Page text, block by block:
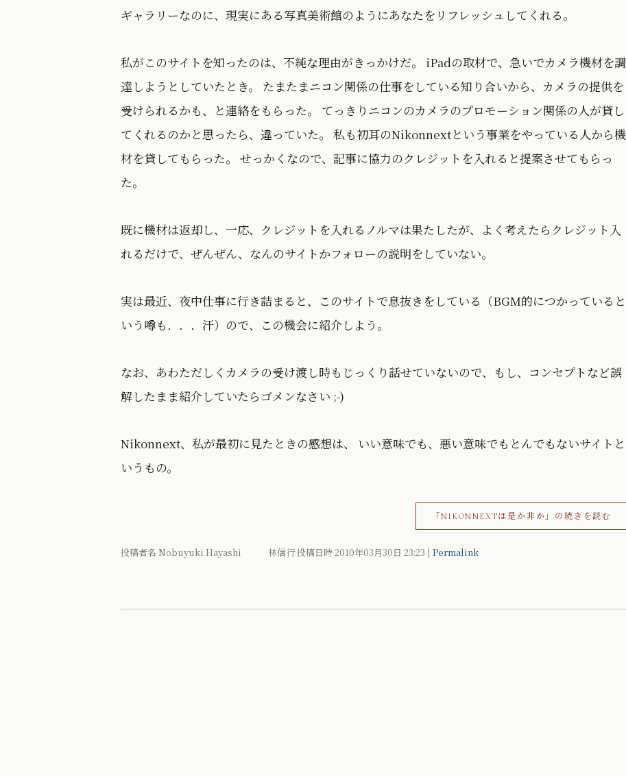
ギャラリーなのに、現実にある写真美術館のようにあなたをリフレッシュしてくれる。
私がこのサイトを知ったのは、不純な理由がきっかけだ。 iPadの取材で、急いでカメラ機材を調
達しようとしていたとき。 たまたまニコン関係の仕事をしている知り合いから、カメラの提供を
受けられるかも、と連絡をもらった。 てっきりニコンのカメラのプロモーション関係の人が貸し
てくれるのかと思ったら、違っていた。 私も初耳のNikonnextという事業をやっている人から機
材を貸してもらった。 せっかくなので、記事に協力のクレジットを入れると提案させてもらっ
た。
既に機材は返却し、一応、クレジットを入れるノルマは果たしたが、よく考えたらクレジット入
れるだけで、ぜんぜん、なんのサイトかフォローの説明をしていない。
実は最近、夜中仕事に行き詰まると、このサイトで息抜きをしている（BGM的につかっていると
いう噂も．．．汗）ので、この機会に紹介しよう。
なお、あわただしくカメラの受け渡し時もじっくり話せていないので、もし、コンセプトなど誤
解したまま紹介していたらゴメンなさい ;-)
Nikonnext、私が最初に見たときの感想は、 いい意味でも、悪い意味でもとんでもないサイトと
いうもの。
「NIKONNEXTは是か非か」の続きを読む
投稿者名 Nobuyuki Hayashi 林信行 投稿日時 2010年03月30日 23:23 | Permalink